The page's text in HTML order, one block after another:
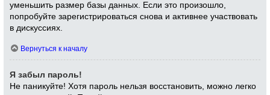
уменьшить размер базы данных. Если это произошло,
попробуйте зарегистрироваться снова и активнее участвовать
в дискуссиях.
Вернуться к началу
Я забыл пароль!
Не паникуйте! Хотя пароль нельзя восстановить, можно легко